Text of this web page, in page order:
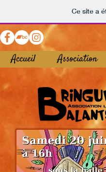
Ce site a
Accueil Association